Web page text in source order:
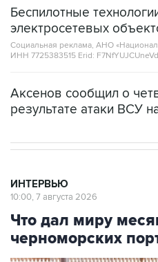
Беспилотные
электросетевых
Социальная реклама, АНО
ИНН 7725383515 Erid:
Аксенов сообщил о
результате атаки ВСУ
ИНТЕРВЬЮ
10:00, 7 августа 2026
Что дал миру
черноморских